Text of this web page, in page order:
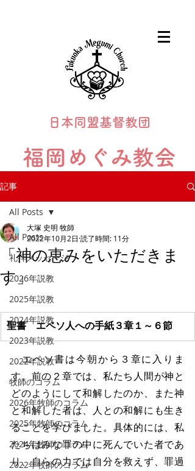
日本同盟基督教団
福岡めぐみ教会
記事
All Posts
礼拝メッセージ
2026年説教
2025年説教
2024年説教
2023年説教
2022年説教
牧師のコラム
2026年牧師のコラム
2025年牧師のコラム
2024年牧師のコラム
2022年牧師のコラム
All Posts
「神の恵みをいただきま
す」
大塚 史明 牧師
2022年10月2日 読了時間: 11分
聖書　エペソ人への手紙３章１～６節
エペソ書は今朝から３章に入りま
す。前の２章では、私たち人間が神と
どのようにして和解したのか、また神
と和解した者は、人との和解にも生き
ることを学びました。具体的には、私
たちはみな罪の中に死んでいた者であ
り、自らの力では自分を救えず、罪過